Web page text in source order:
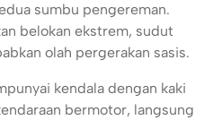
sumbu pengereman.
belokan ekstrem, sudut
olah pergerakan sasis.
kendala dengan kaki
bermotor, langsung